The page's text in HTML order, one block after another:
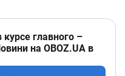
главного –
на OBOZ.UA в